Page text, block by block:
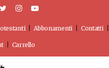
Abbonamenti Contatti
Carrello